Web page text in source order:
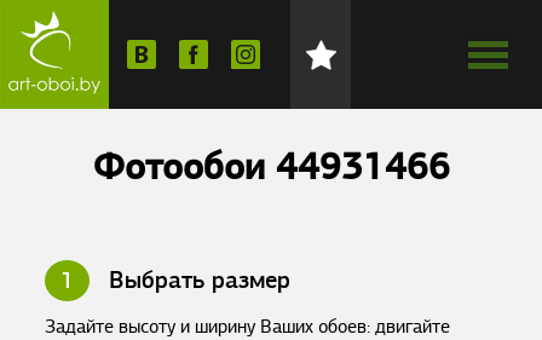
Фотообои 44931466
1 Выбрать размер
Задайте высоту и ширину Ваших обоев: двигайте